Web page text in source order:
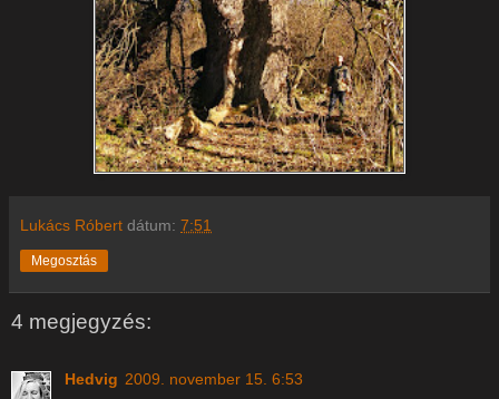
Lukács Róbert dátum: 7:51
Megosztás
4 megjegyzés:
Hedvig 2009. november 15. 6:53